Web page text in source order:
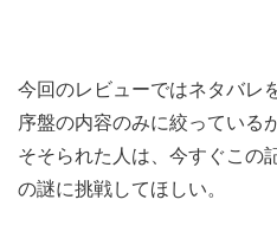
今回のレビューではネタバレ
序盤の内容のみに絞っている
そそられた人は、今すぐこの
の謎に挑戦してほしい。